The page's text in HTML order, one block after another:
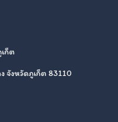
ก็ต
จังหวัดภูเก็ต 83110